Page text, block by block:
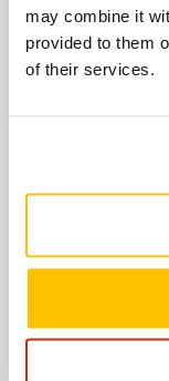
may combine it
provided to them
of their services.